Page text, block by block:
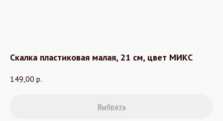
Скалка пластиковая малая, 21 см, цвет МИКС
149,00 р.
Выбрать